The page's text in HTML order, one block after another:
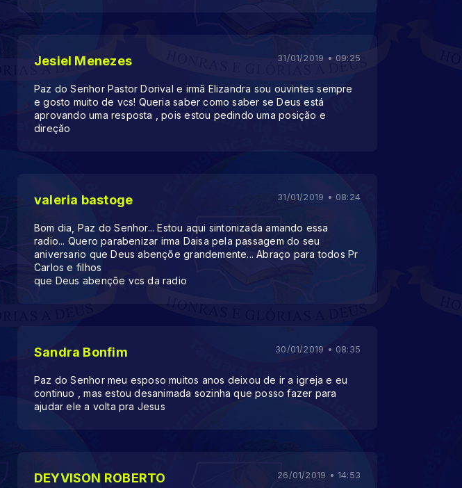
Jesiel Menezes 31/01/2019 • 09:25
Paz do Senhor Pastor Dorival e irmã Elizandra sou ouvintes sempre
e gosto muito de vcs! Queria saber como saber se Deus está
aprovando uma resposta , pois estou pedindo uma posição e
direção
valeria bastoge 31/01/2019 • 08:24
Bom dia, Paz do Senhor... Estou aqui sintonizada amando essa
radio... Quero parabenizar irma Daisa pela passagem do seu
aniversario que Deus abençõe grandemente... Abraço para todos Pr
Carlos e filhos
que Deus abençõe vcs da radio
Sandra Bonfim 30/01/2019 • 08:35
Paz do Senhor meu esposo muitos anos deixou de ir a igreja e eu
continuo , mas estou desanimada sozinha que posso fazer para
ajudar ele a volta pra Jesus
DEYVISON ROBERTO 26/01/2019 • 14:53